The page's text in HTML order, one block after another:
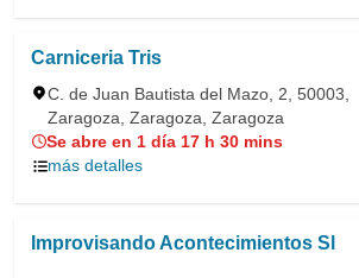
Carniceria Tris
C. de Juan Bautista del Mazo, 2, 50003,
Zaragoza, Zaragoza, Zaragoza
Se abre en 1 día 17 h 30 mins
más detalles
Improvisando Acontecimientos Sl